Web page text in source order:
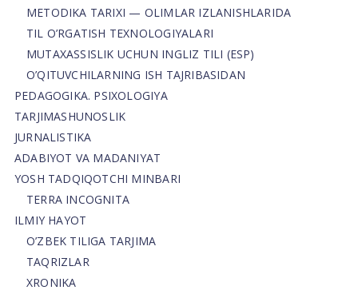
METODIKA TARIXI — OLIMLAR IZLANISHLARIDA
TIL O’RGATISH TEXNOLOGIYALARI
MUTAXASSISLIK UCHUN INGLIZ TILI (ESP)
O’QITUVCHILARNING ISH TAJRIBASIDAN
PEDAGOGIKA. PSIXOLOGIYA
TARJIMASHUNOSLIK
JURNALISTIKA
ADABIYOT VA MADANIYAT
YOSH TADQIQOTCHI MINBARI
TERRA INCOGNITA
ILMIY HAYOT
O’ZBEK TILIGA TARJIMA
TAQRIZLAR
XRONIKA